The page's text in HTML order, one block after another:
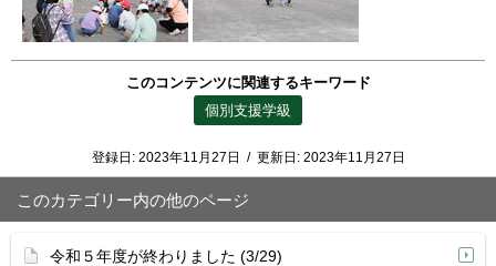
このコンテンツに関連するキーワード
個別支援学級
登録日: 2023年11月27日 / 更新日: 2023年11月27日
このカテゴリー内の他のページ
令和５年度が終わりました (3/29)